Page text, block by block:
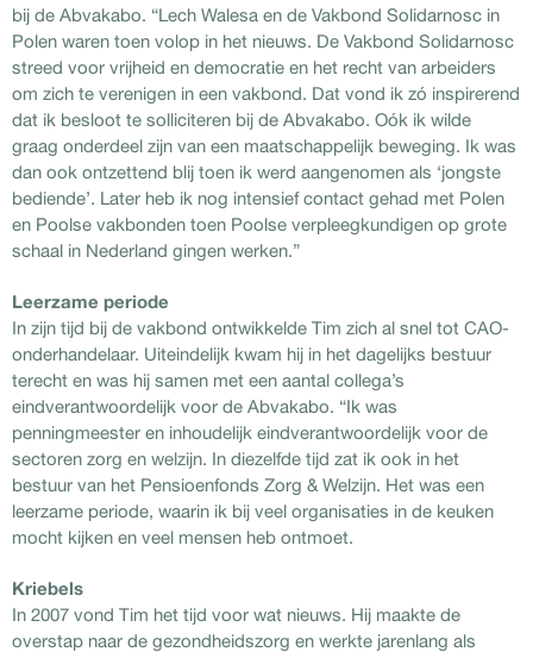
bij de Abvakabo. “Lech Walesa en de Vakbond Solidarnosc in
Polen waren toen volop in het nieuws. De Vakbond Solidarnosc
streed voor vrijheid en democratie en het recht van arbeiders
om zich te verenigen in een vakbond. Dat vond ik zó inspirerend
dat ik besloot te solliciteren bij de Abvakabo. Oók ik wilde
graag onderdeel zijn van een maatschappelijk beweging. Ik was
dan ook ontzettend blij toen ik werd aangenomen als ‘jongste
bediende’. Later heb ik nog intensief contact gehad met Polen
en Poolse vakbonden toen Poolse verpleegkundigen op grote
schaal in Nederland gingen werken.”
Leerzame periode
In zijn tijd bij de vakbond ontwikkelde Tim zich al snel tot CAO-
onderhandelaar. Uiteindelijk kwam hij in het dagelijks bestuur
terecht en was hij samen met een aantal collega’s
eindverantwoordelijk voor de Abvakabo. “Ik was
penningmeester en inhoudelijk eindverantwoordelijk voor de
sectoren zorg en welzijn. In diezelfde tijd zat ik ook in het
bestuur van het Pensioenfonds Zorg & Welzijn. Het was een
leerzame periode, waarin ik bij veel organisaties in de keuken
mocht kijken en veel mensen heb ontmoet.
Kriebels
In 2007 vond Tim het tijd voor wat nieuws. Hij maakte de
overstap naar de gezondheidszorg en werkte jarenlang als